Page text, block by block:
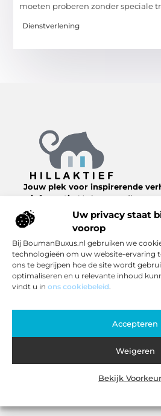
Uw privacy staat
voorop
Bij BoumanBuxus.nl gebruiken we
technologieën om uw website-ervaring
ons te begrijpen hoe de site wordt
optimaliseren en u relevante inhoud
vindt u in ons cookiebeleid.
Accepteren
Weigeren
Bekijk
moeten proberen zonder speciale
Dienstverlening
Jouw plek voor inspirerende
informatie.
Verken een diverse
artikelen over het dagelijks
interessante inzichten,
Bericht categorie
Onze informatie